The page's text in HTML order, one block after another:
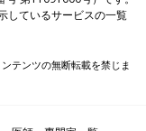
しているサービスの一覧
テンツの無断転載を禁じま